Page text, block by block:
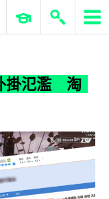
ERP 與商業 AI
掛氾濫 淘